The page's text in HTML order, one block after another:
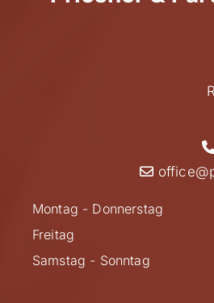

Montag - Donnerstag
Freitag
Samstag - Sonntag